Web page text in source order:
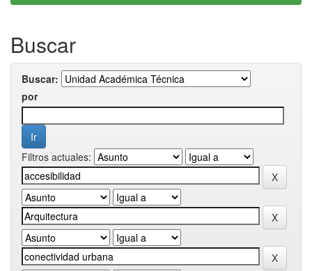
Buscar
Buscar:
por
Filtros actuales: